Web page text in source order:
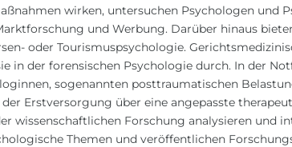
wirken, untersuchen Psychologen und
und Werbung. Darüber hinaus
oder Tourismuspsychologie.
in der forensischen Psychologie durch. In der
sogenannten posttraumatischen
Erstversorgung über eine angepasste
wissenschaftlichen Forschung analysieren und
Themen und veröffentlichen